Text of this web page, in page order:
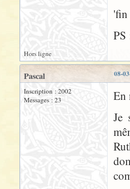
'fin
PS
Hors ligne
08-
Pascal
Inscription : 2002
Messages : 23
En
Je